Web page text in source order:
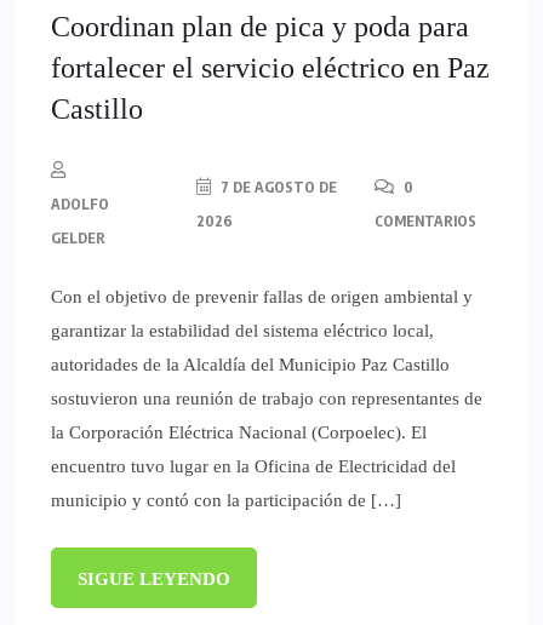
Coordinan plan de pica y poda para
fortalecer el servicio eléctrico en Paz
Castillo
ADOLFO
GELDER
7 DE AGOSTO DE
2026
0
COMENTARIOS
​Con el objetivo de prevenir fallas de origen ambiental y
garantizar la estabilidad del sistema eléctrico local,
autoridades de la Alcaldía del Municipio Paz Castillo
sostuvieron una reunión de trabajo con representantes de
la Corporación Eléctrica Nacional (Corpoelec). ​El
encuentro tuvo lugar en la Oficina de Electricidad del
municipio y contó con la participación de […]
SIGUE LEYENDO